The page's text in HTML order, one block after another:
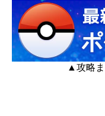
▲攻略